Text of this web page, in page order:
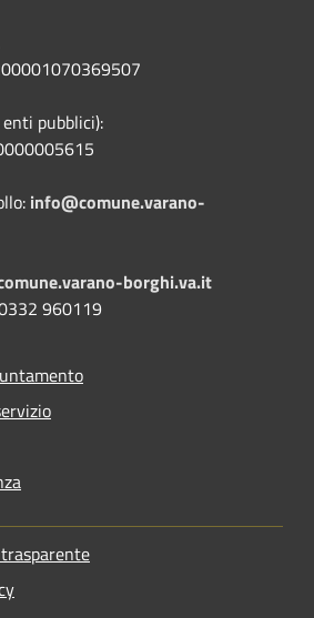
enti pubblici):
info@comune.varano-
borghi.va.it
960119